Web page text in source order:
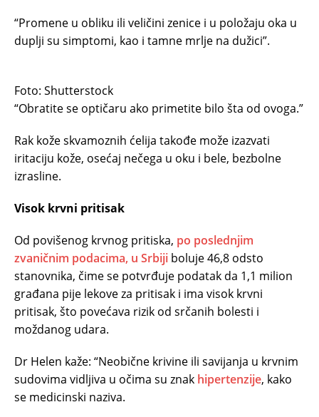
“Promene u obliku ili veličini zenice i u položaju oka u
duplji su simptomi, kao i tamne mrlje na dužici”.
Foto: Shutterstock
“Obratite se optičaru ako primetite bilo šta od ovoga.”
Rak kože skvamoznih ćelija takođe može izazvati
iritaciju kože, osećaj nečega u oku i bele, bezbolne
izrasline.
Visok krvni pritisak
Od povišenog krvnog pritiska, po poslednjim
zvaničnim podacima, u Srbiji boluje 46,8 odsto
stanovnika, čime se potvrđuje podatak da 1,1 milion
građana pije lekove za pritisak i ima visok krvni
pritisak, što povećava rizik od srčanih bolesti i
moždanog udara.
Dr Helen kaže: “Neobične krivine ili savijanja u krvnim
sudovima vidljiva u očima su znak hipertenzije, kako
se medicinski naziva.